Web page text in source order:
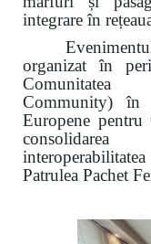
integrare în
organizat în
Comunitatea
Community) în
Europene
Patrulea Pachet